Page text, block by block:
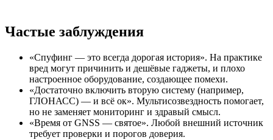
Частые заблуждения
«Спуфинг — это всегда дорогая история». На практике
вред могут причинить и дешёвые гаджеты, и плохо
настроенное оборудование, создающее помехи.
«Достаточно включить вторую систему (например,
ГЛОНАСС) — и всё ок». Мультисозвездность помогает,
но не заменяет мониторинг и здравый смысл.
«Время от GNSS — святое». Любой внешний источник
требует проверки и порогов доверия.